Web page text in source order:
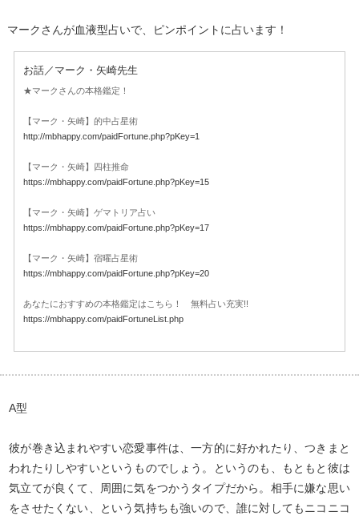
マークさんが血液型占いで、ピンポイントに占います！
お話／マーク・矢崎先生
★マークさんの本格鑑定！
【マーク・矢崎】的中占星術
http://mbhappy.com/paidFortune.php?pKey=1
【マーク・矢崎】四柱推命
https://mbhappy.com/paidFortune.php?pKey=15
【マーク・矢崎】ゲマトリア占い
https://mbhappy.com/paidFortune.php?pKey=17
【マーク・矢崎】宿曜占星術
https://mbhappy.com/paidFortune.php?pKey=20
あなたにおすすめの本格鑑定はこちら！ 無料占い充実!!
https://mbhappy.com/paidFortuneList.php
A型
彼が巻き込まれやすい恋愛事件は、一方的に好かれたり、つきまと
われたりしやすいというものでしょう。というのも、もともと彼は
気立てが良くて、周囲に気をつかうタイプだから。相手に嫌な思い
をさせたくない、という気持ちも強いので、誰に対してもニコニコ